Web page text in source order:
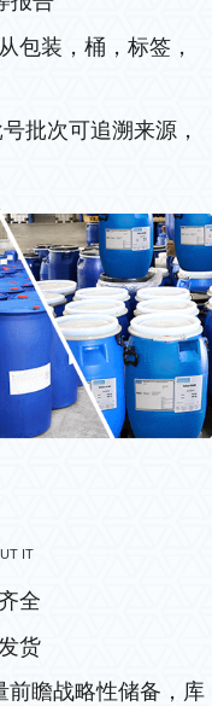
包装，桶，标签，
批次可追溯来源，
IT
全
货
前瞻战略性储备，库